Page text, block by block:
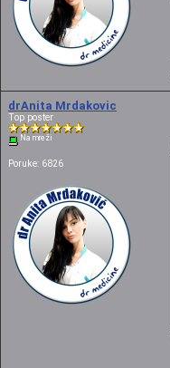
drAnita Mrdakovic
Top poster
Na mreži
Poruke: 6826